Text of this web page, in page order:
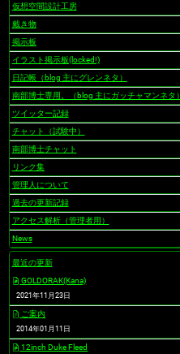
仮想空間設計工房
戴き物
掲示板
イラスト掲示板(locked!)
日記帳（blog 主にグレンネタ）
南部博士専用。（blog 主にガッチャマンネタ）
ツイッター記録
チャット（試験中）
南部博士チャット
リンク集
管理人について
過去の更新記録
アクセス解析（管理者用）
News
最近の更新
GOLDORAK(Kana)
2021年11月23日
ご案内
2014年01月11日
12inch Duke Fleed